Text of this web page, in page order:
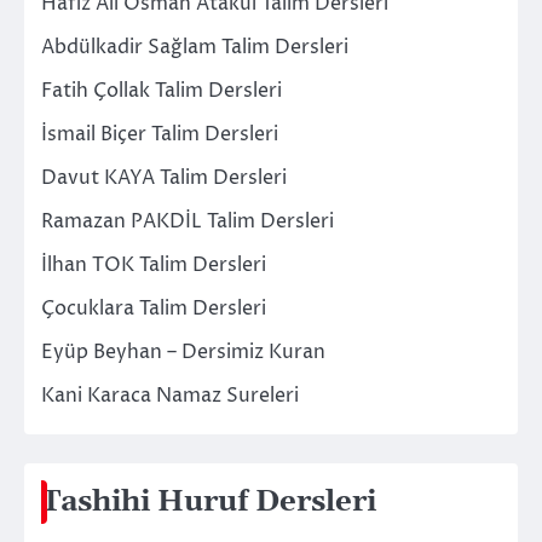
Abdülkadir Sağlam Talim Dersleri
Fatih Çollak Talim Dersleri
İsmail Biçer Talim Dersleri
Davut KAYA Talim Dersleri
Ramazan PAKDİL Talim Dersleri
İlhan TOK Talim Dersleri
Çocuklara Talim Dersleri
Eyüp Beyhan – Dersimiz Kuran
Kani Karaca Namaz Sureleri
Tashihi Huruf Dersleri